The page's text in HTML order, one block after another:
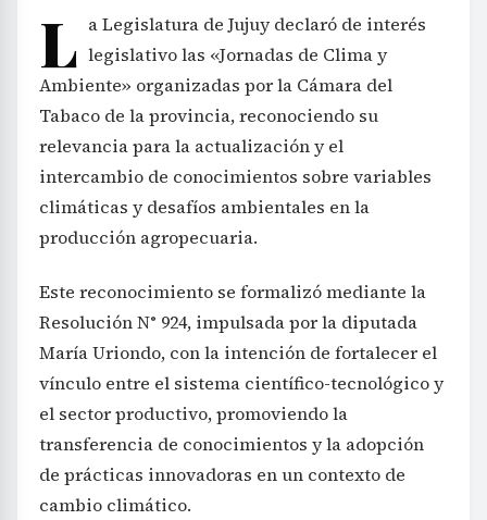
L a Legislatura de Jujuy declaró de interés
legislativo las «Jornadas de Clima y
Ambiente» organizadas por la Cámara del
Tabaco de la provincia, reconociendo su
relevancia para la actualización y el
intercambio de conocimientos sobre variables
climáticas y desafíos ambientales en la
producción agropecuaria.
Este reconocimiento se formalizó mediante la
Resolución N° 924, impulsada por la diputada
María Uriondo, con la intención de fortalecer el
vínculo entre el sistema científico-tecnológico y
el sector productivo, promoviendo la
transferencia de conocimientos y la adopción
de prácticas innovadoras en un contexto de
cambio climático.